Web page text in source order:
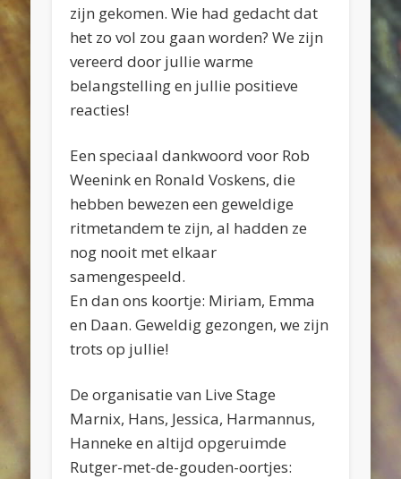
zijn gekomen. Wie had gedacht dat
het zo vol zou gaan worden? We zijn
vereerd door jullie warme
belangstelling en jullie positieve
reacties!
Een speciaal dankwoord voor Rob
Weenink en Ronald Voskens, die
hebben bewezen een geweldige
ritmetandem te zijn, al hadden ze
nog nooit met elkaar
samengespeeld.
En dan ons koortje: Miriam, Emma
en Daan. Geweldig gezongen, we zijn
trots op jullie!
De organisatie van Live Stage
Marnix, Hans, Jessica, Harmannus,
Hanneke en altijd opgeruimde
Rutger-met-de-gouden-oortjes: